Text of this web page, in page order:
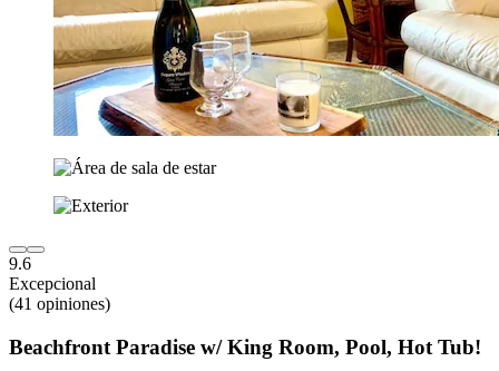
9.6
Excepcional
(41 opiniones)
Beachfront Paradise w/ King Room, Pool, Hot Tub!